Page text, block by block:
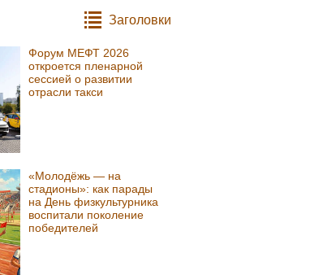
Заголовки
Форум МЕФТ 2026
откроется пленарной
сессией о развитии
отрасли такси
«Молодёжь — на
стадионы»: как парады
на День физкультурника
воспитали поколение
победителей